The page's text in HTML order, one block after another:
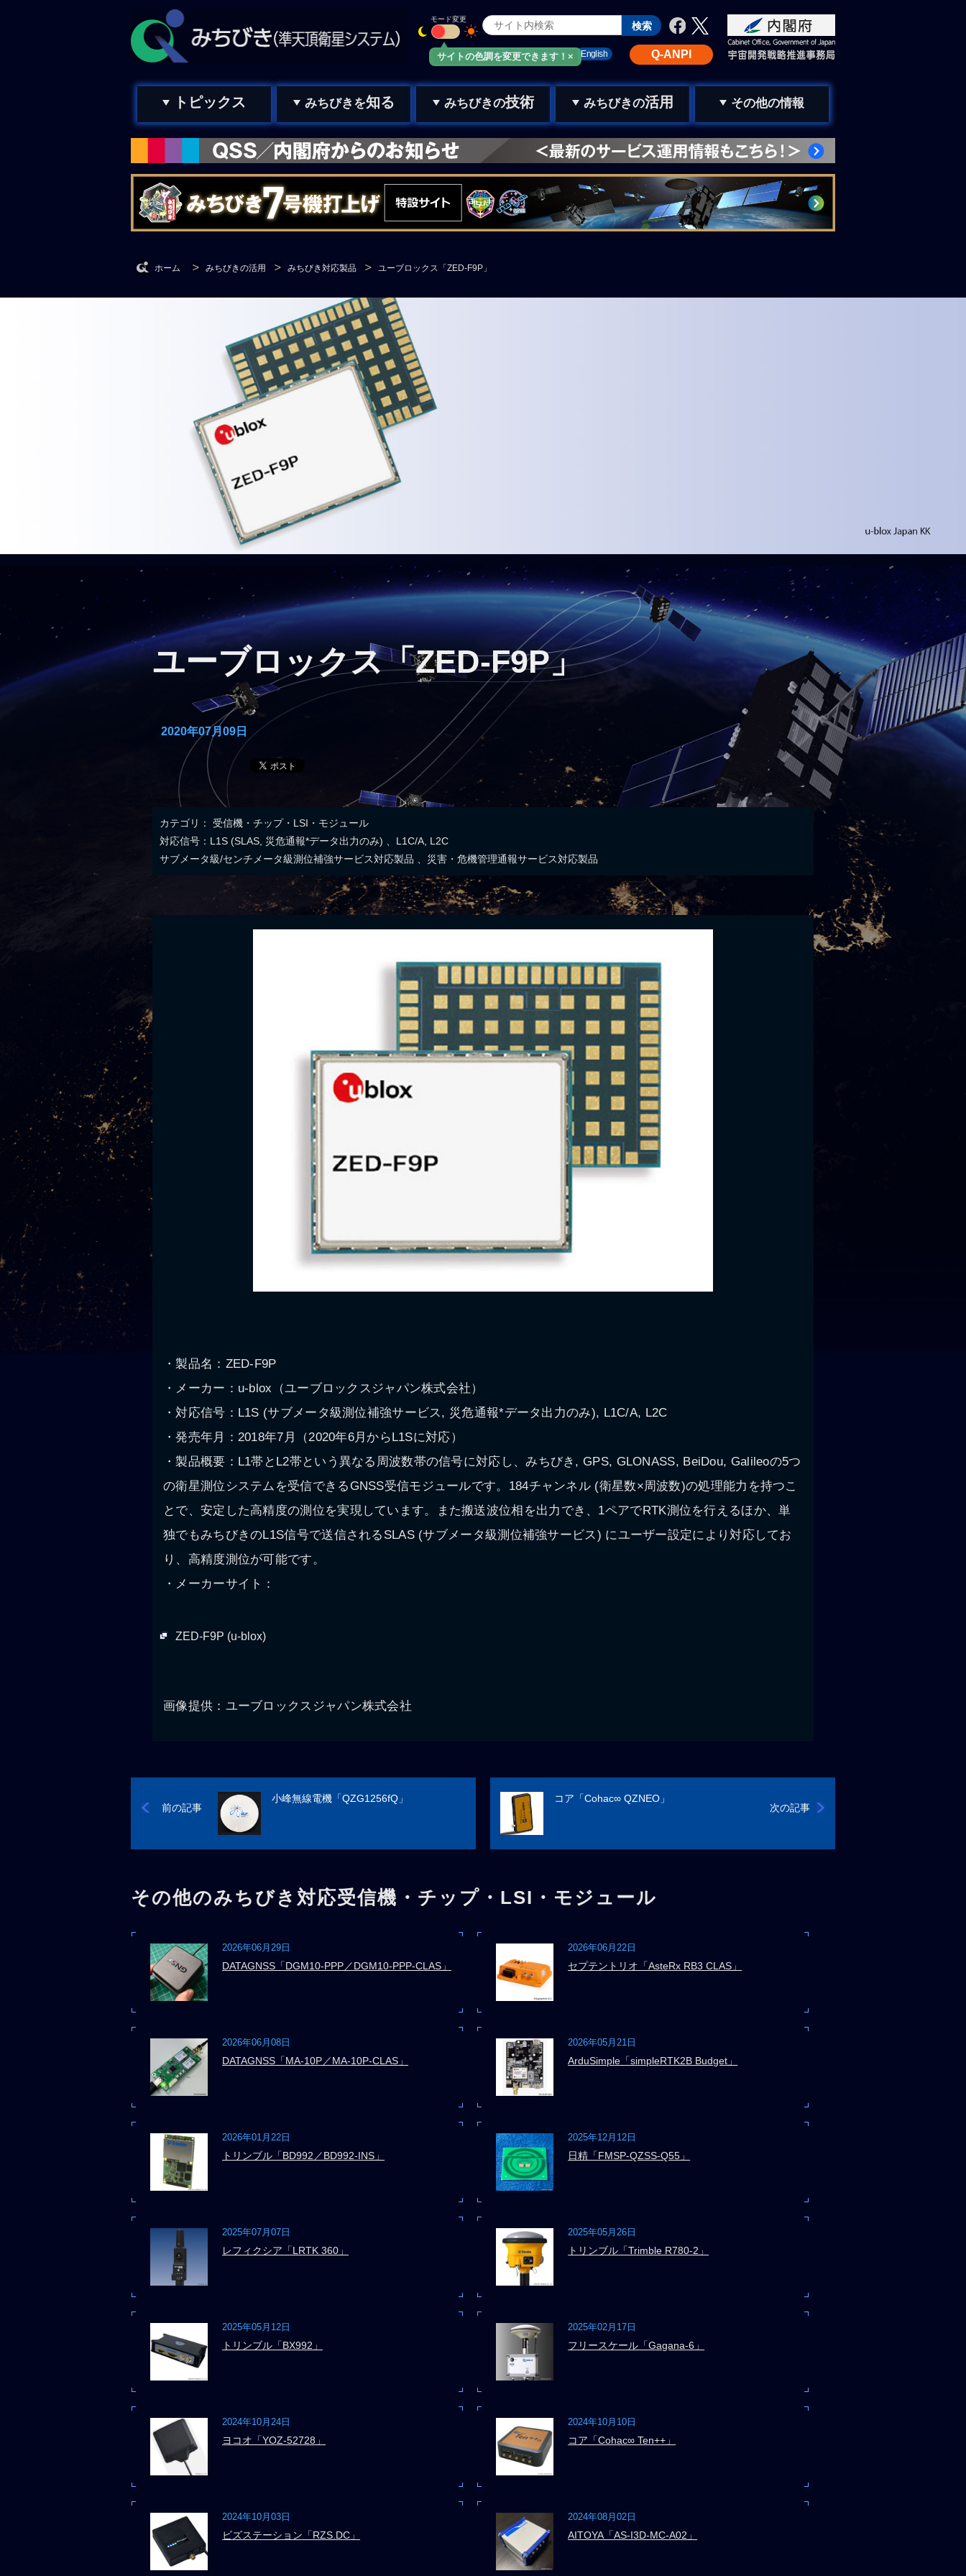
サイトの色調を変更できます！×
モード変更
Q-ANPI
English
お問い合わせ
みちびきメール
トピックス みちびきを知る みちびきの技術 みちびきの活用 その他の情報
ホーム みちびきの活用 みちびき対応製品 ユーブロックス「ZED-F9P」
ユーブロックス「ZED-F9P」
2020年07月09日
カテゴリ： 受信機・チップ・LSI・モジュール
対応信号：L1S (SLAS, 災危通報*データ出力のみ) 、L1C/A, L2C
サブメータ級/センチメータ級測位補強サービス対応製品
災害・危機管理通報サービス対応製品
・製品名：ZED-F9P
・メーカー：u-blox（ユーブロックスジャパン株式会社）
・対応信号：L1S (サブメータ級測位補強サービス, 災危通報*データ出力のみ), L1C/A, L2C
・発売年月：2018年7月（2020年6月からL1Sに対応）
・製品概要：L1帯とL2帯という異なる周波数帯の信号に対応し、みちびき, GPS, GLONASS, BeiDou, Galileoの5つ
の衛星測位システムを受信できるGNSS受信モジュールです。184チャンネル (衛星数×周波数)の処理能力を持つこ
とで、安定した高精度の測位を実現しています。また搬送波位相を出力でき、1ペアでRTK測位を行えるほか、単
独でもみちびきのL1S信号で送信されるSLAS (サブメータ級測位補強サービス) にユーザー設定により対応してお
り、高精度測位が可能です。
・メーカーサイト：
ZED-F9P (u-blox)
画像提供：ユーブロックスジャパン株式会社
前の記事
小峰無線電機「QZG1256fQ」
次の記事
コア「Cohac∞ QZNEO」
その他のみちびき対応受信機・チップ・LSI・モジュール
2026年06月29日
DATAGNSS「DGM10-PPP／DGM10-PPP-CLAS」
2026年06月22日
セプテントリオ「AsteRx RB3 CLAS」
2026年06月08日
DATAGNSS「MA-10P／MA-10P-CLAS」
2026年05月21日
ArduSimple「simpleRTK2B Budget」
2026年01月22日
トリンブル「BD992／BD992-INS」
2025年12月12日
日精「FMSP-QZSS-Q55」
2025年07月07日
レフィクシア「LRTK 360」
2025年05月26日
トリンブル「Trimble R780-2」
2025年05月12日
トリンブル「BX992」
2025年02月17日
フリースケール「Gagana-6」
2024年10月24日
ヨコオ「YOZ-52728」
2024年10月10日
コア「Cohac∞ Ten++」
2024年10月03日
ビズステーション「RZS.DC」
2024年08月02日
AITOYA「AS-I3D-MC-A02」